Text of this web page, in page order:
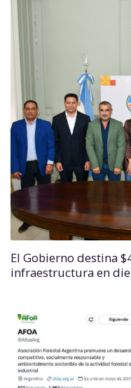
El Gobierno destina
infraestructura en